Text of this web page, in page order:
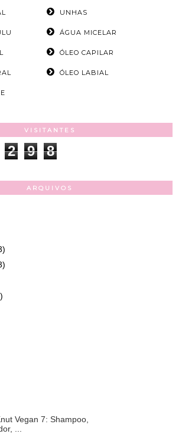
UNHAS
ÁGUA MICELAR
ÓLEO CAPILAR
ÓLEO LABIAL
VISITANTES
2 9 8
ARQUIVOS
Vegan 7: Shampoo,
...